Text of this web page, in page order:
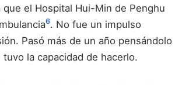
que el Hospital Hui-Min de Penghu
6. No fue un impulso
Pasó más de un año pensándolo
la capacidad de hacerlo.